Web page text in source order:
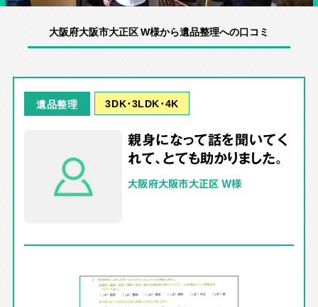
大阪府大阪市大正区 W様から遺品整理への口コミ
遺品整理 3DK･3LDK･4K
親身になって話を聞いてく
れて、とても助かりました。
大阪府大阪市大正区 W様